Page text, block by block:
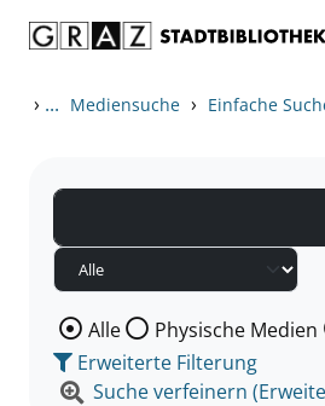
› ... Mediensuche › Einfache
Wählen Sie die Medienart
Alle Physische Medien
Erweiterte Filterung
Suche verfeinern